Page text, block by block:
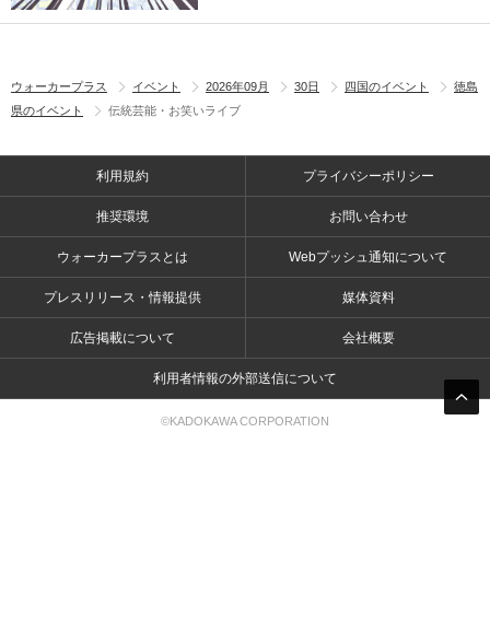
ウォーカープラス イベント 2026年09月 30日 四国のイベント
徳島
県のイベント
伝統芸能・お笑いライブ
利用規約 プライバシーポリシー
推奨環境 お問い合わせ
ウォーカープラスとは Webプッシュ通知について
プレスリリース・情報提供 媒体資料
広告掲載について 会社概要
利用者情報の外部送信について
©KADOKAWA CORPORATION